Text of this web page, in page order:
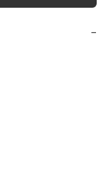
−